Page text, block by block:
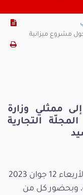
مشروع ميزانية
ممثلي وزارة
الفصل 411 من المجلّة التجارية
عقدت لجنة التشريع العام جلسة يوم الأربعاء 12 جوان 2023
وبحضور كل من